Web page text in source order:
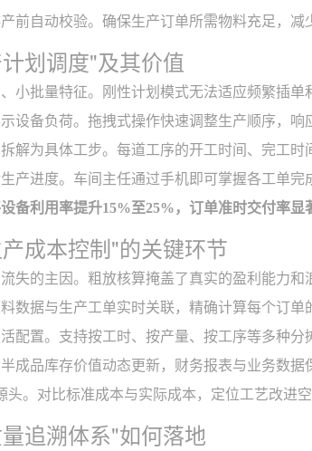
前自动校验。确保生产订单所需物料充足，减
划调度"及其价值
小批量特征。刚性计划模式无法适应频繁插单
设备负荷。拖拽式操作快速调整生产顺序，响
解为具体工步。每道工序的开工时间、完工时
产进度。车间主任通过手机即可掌握各工单完
备利用率提升15%至25%，订单准时交付率显
成本控制"的关键环节
失的主因。粗放核算掩盖了真实的盈利能力和
数据与生产工单实时关联，精确计算每个订单
配置。支持按工时、按产量、按工序等多种分
成品库存价值动态更新，财务报表与业务数据
。对比标准成本与实际成本，定位工艺改进空
追溯体系"如何落地